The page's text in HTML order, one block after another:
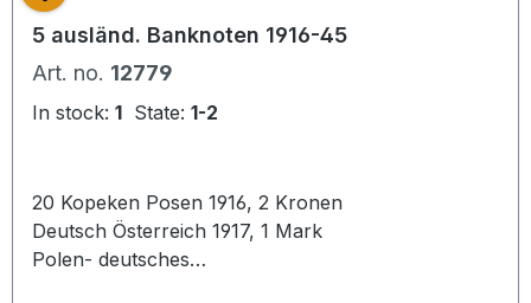
5 ausländ. Banknoten 1916-45
Art. no. 12779
In stock: 1 State: 1-2
20 Kopeken Posen 1916, 2 Kronen
Deutsch Österreich 1917, 1 Mark
Polen- deutsches